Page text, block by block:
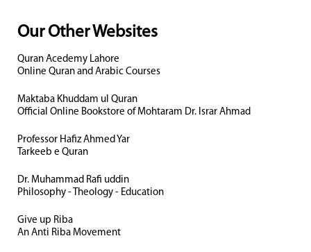
Our Other Websites
Quran Acedemy Lahore
Online Quran and Arabic Courses
Maktaba Khuddam ul Quran
Official Online Bookstore of Mohtaram Dr. Israr Ahmad
Professor Hafiz Ahmed Yar
Tarkeeb e Quran
Dr. Muhammad Rafi uddin
Philosophy - Theology - Education
Give up Riba
An Anti Riba Movement